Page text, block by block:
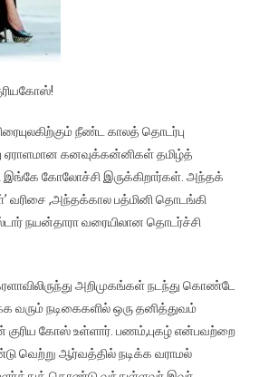
நீண்ட காலத் தொடர்பு
ஏராளமான கனவுக்கன்னிகள் தமிழ்த்
இங்கே கோலோச்சி இருக்கிறார்கள். அந்தக்
வரிசை ,அந்தக்கால பத்மினி தொடங்கி
நயன்தாரா வரையிலான தொடர்ச்சி
அறிமுகங்கள் நடந்து கொண்டே
வரும் நடிகைகளில் ஒரு தனித்துவம்
கோஸ் உள்ளார். பணம்,புகழ் என்பவற்றை
வெற்று ஆர்வத்தில் நடிக்க வராமல்